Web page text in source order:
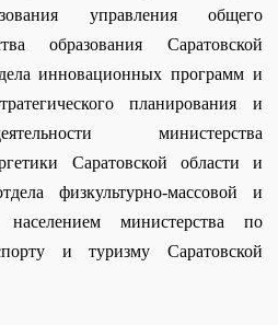
управления общего
образования Саратовской
инновационных программ и
планирования и
министерства
Саратовской области и
физкультурно-массовой и
министерства по
и туризму Саратовской